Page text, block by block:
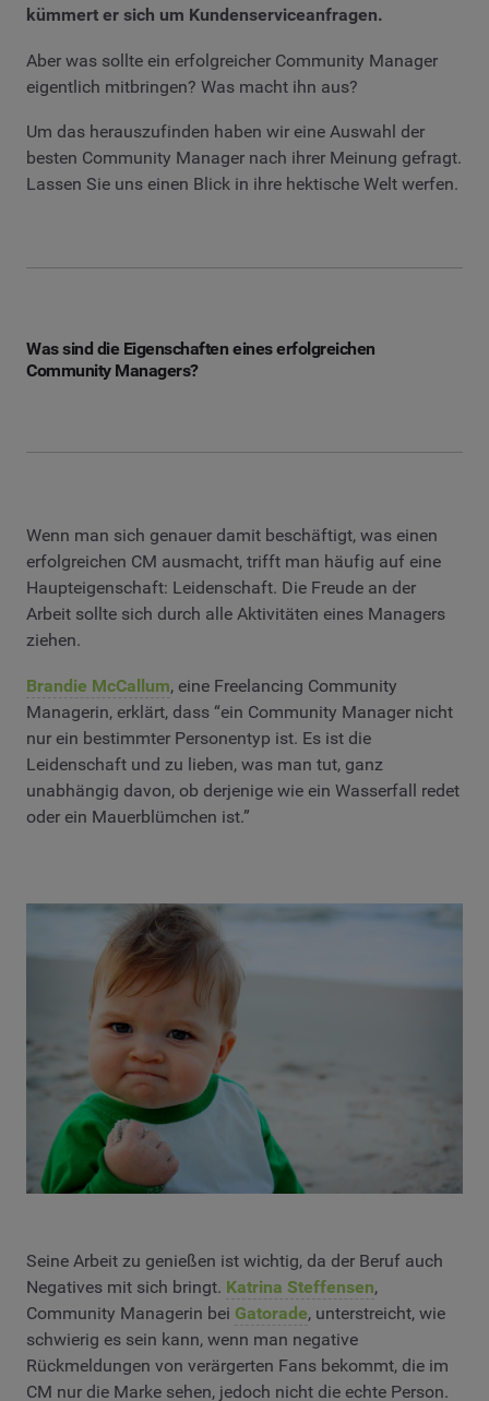
kümmert er sich um Kundenserviceanfragen.
Aber was sollte ein erfolgreicher Community Manager
eigentlich mitbringen? Was macht ihn aus?
Um das herauszufinden haben wir eine Auswahl der
besten Community Manager nach ihrer Meinung gefragt.
Lassen Sie uns einen Blick in ihre hektische Welt werfen.
Was sind die Eigenschaften eines erfolgreichen
Community Managers?
Wenn man sich genauer damit beschäftigt, was einen
erfolgreichen CM ausmacht, trifft man häufig auf eine
Haupteigenschaft: Leidenschaft. Die Freude an der
Arbeit sollte sich durch alle Aktivitäten eines Managers
ziehen.
Brandie McCallum, eine Freelancing Community
Managerin, erklärt, dass “ein Community Manager nicht
nur ein bestimmter Personentyp ist. Es ist die
Leidenschaft und zu lieben, was man tut, ganz
unabhängig davon, ob derjenige wie ein Wasserfall redet
oder ein Mauerblümchen ist.”
Seine Arbeit zu genießen ist wichtig, da der Beruf auch
Negatives mit sich bringt. Katrina Steffensen,
Community Managerin bei Gatorade, unterstreicht, wie
schwierig es sein kann, wenn man negative
Rückmeldungen von verärgerten Fans bekommt, die im
CM nur die Marke sehen, jedoch nicht die echte Person.